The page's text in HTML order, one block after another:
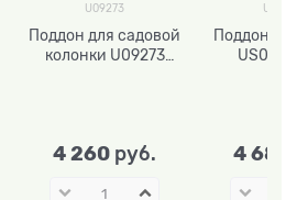
U09273
Поддон для садовой
колонки U09273
4 260 руб.
Поддон
4 680